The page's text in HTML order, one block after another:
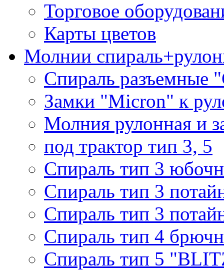
Торговое
Карты цветов
Молнии
Спираль разъемные
Замки "Micron" к
Молния рулонная и
под трактор тип 3, 5
Спираль тип 3
Спираль тип 3
Спираль тип 3
Спираль тип 4
Спираль тип 5